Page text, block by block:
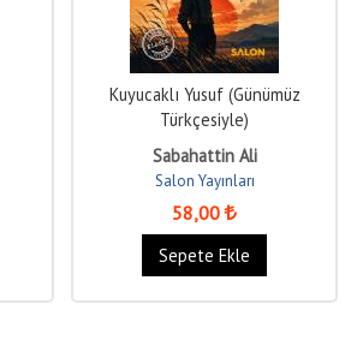
Kuyucaklı Yusuf (Günümüz
Türkçesiyle)
Sabahattin Ali
Salon Yayınları
58,00
Sepete Ekle